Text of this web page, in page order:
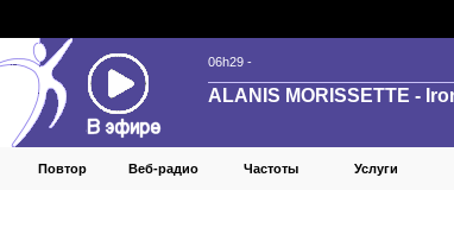
Повтор Веб‑радио Частоты Услуги